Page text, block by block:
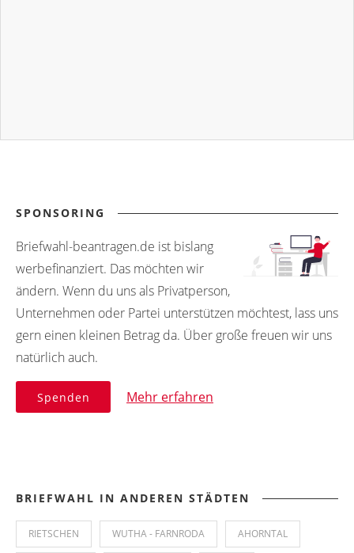
SPONSORING
Briefwahl-beantragen.de ist bislang
werbefinanziert. Das möchten wir
ändern. Wenn du uns als Privatperson,
Unternehmen oder Partei unterstützen möchtest, lass uns
gern einen kleinen Betrag da. Über große freuen wir uns
natürlich auch.
Spenden Mehr erfahren
BRIEFWAHL IN ANDEREN STÄDTEN
RIETSCHEN WUTHA - FARNRODA AHORNTAL